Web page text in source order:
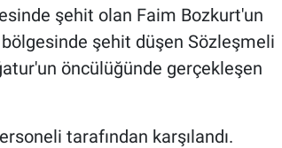
şehit olan Faim Bozkurt'un
şehit düşen Sözleşmeli
öncülüğünde gerçekleşen
tarafından karşılandı.